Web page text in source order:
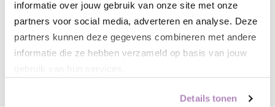
informatie over jouw gebruik van onze site met onze
partners voor social media, adverteren en analyse. Deze
partners kunnen deze gegevens combineren met andere
informatie die ze hebben verzameld op basis van jouw
gebruik van hun services.
Details tonen
29 augustus, 2019
Blogs
Wat is het fijn